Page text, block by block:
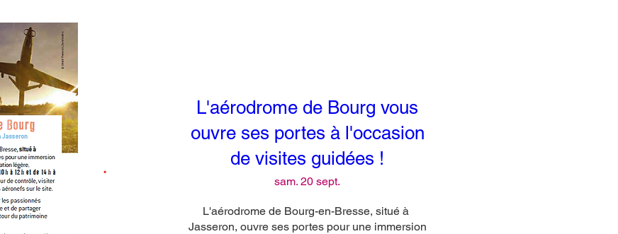
L'aérodrome de Bourg vous
ouvre ses portes à l'occasion
de visites guidées !
sam. 20 sept.
L'aérodrome de Bourg-en-Bresse, situé à
Jasseron, ouvre ses portes pour une immersion